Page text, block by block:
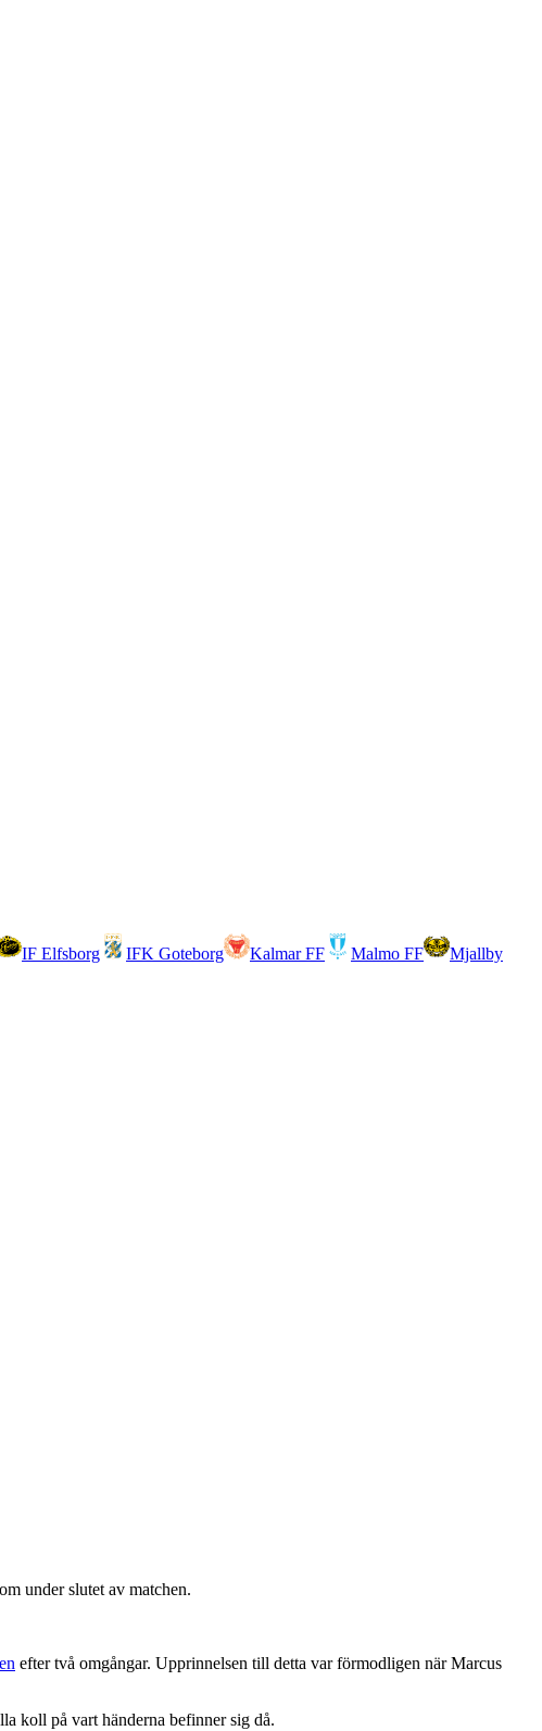
IF Elfsborg IFK Goteborg Kalmar FF Malmo FF
Mjallby
under slutet av matchen.
efter två omgångar. Upprinnelsen till detta var förmodligen när Marcus
koll på vart händerna befinner sig då.